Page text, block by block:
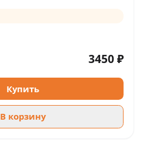
3450 ₽
Купить
В корзину